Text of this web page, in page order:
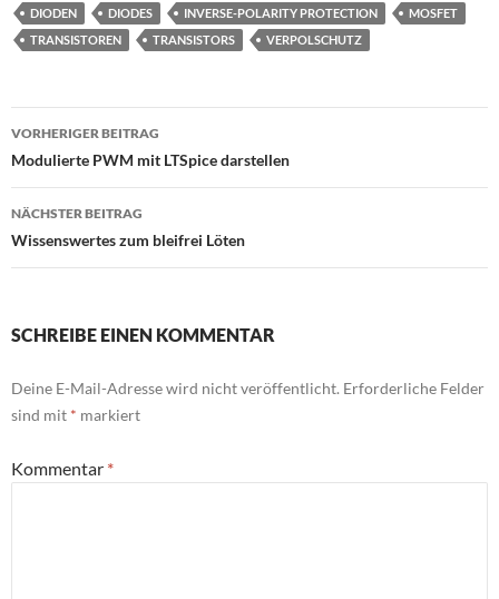
DIODEN DIODES INVERSE-POLARITY PROTECTION
MOSFET
TRANSISTOREN
TRANSISTORS VERPOLSCHUTZ
Beitragsnavigation
VORHERIGER BEITRAG
Modulierte PWM mit LTSpice darstellen
NÄCHSTER BEITRAG
Wissenswertes zum bleifrei Löten
SCHREIBE EINEN KOMMENTAR
Deine E-Mail-Adresse wird nicht veröffentlicht. Erforderliche Felder
sind mit * markiert
Kommentar *